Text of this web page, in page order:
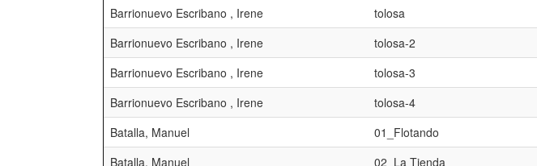
Barrionuevo Escribano , Irene
tolosa
Barrionuevo Escribano , Irene
tolosa-2
Barrionuevo Escribano , Irene
tolosa-3
Barrionuevo Escribano , Irene
tolosa-4
Batalla, Manuel
01_Flotando
Batalla, Manuel
02_La Tienda